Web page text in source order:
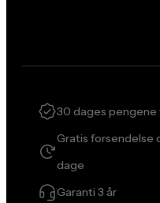
30 dages
Gratis forsendelse
dage
Garanti 3 år